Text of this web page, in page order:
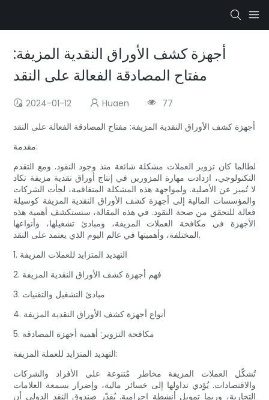
أجهزة كشف الأوراق النقدية المزيفة:
مفتاح المصادقة الفعالة على النقد
2024-01-12 Huaen
77
أجهزة كشف الأوراق النقدية المزيفة: مفتاح المصادقة الفعالة على النقد
مقدمة:
لطالما كان تزوير العملات مشكلة شائعة منذ وجود النقود. ومع التقدم
التكنولوجي، ازدادت مهارة المزورين في إنتاج أوراق نقدية مزيفة تكاد
لا تُميز عن الأصلية. ولمواجهة هذه المشكلة المتفاقمة، لجأت الشركات
والمؤسسات المالية إلى أجهزة كشف الأوراق النقدية المزيفة كوسيلة
فعالة للتحقق من صحة النقود. في هذه المقالة، سنستكشف أهمية هذه
الأجهزة في مكافحة العملات المزيفة، ومبادئ تشغيلها، وأنواعها
المختلفة، وأهميتها في عالم اليوم الذي يعتمد على النقد.
1. التهديد المتزايد للعملات المزيفة
2. فهم أجهزة كشف الأوراق النقدية المزيفة
3. مبادئ التشغيل والتقنيات
4. أنواع أجهزة كشف الأوراق النقدية المزيفة
5. مكافحة التزوير: أهمية أجهزة المصادقة
التهديد المتزايد للعملة المزيفة:
تُشكّل العملات المزيفة مخاطر مُتنوعة على الأفراد والشركات
والاقتصادات. يُؤدي تداولها إلى خسائر مالية، وإضرار بسمعة العلامات
التجارية، وربما تمويل أنشطة إجرامية. يُقدّر صندوق النقد الدولي أن